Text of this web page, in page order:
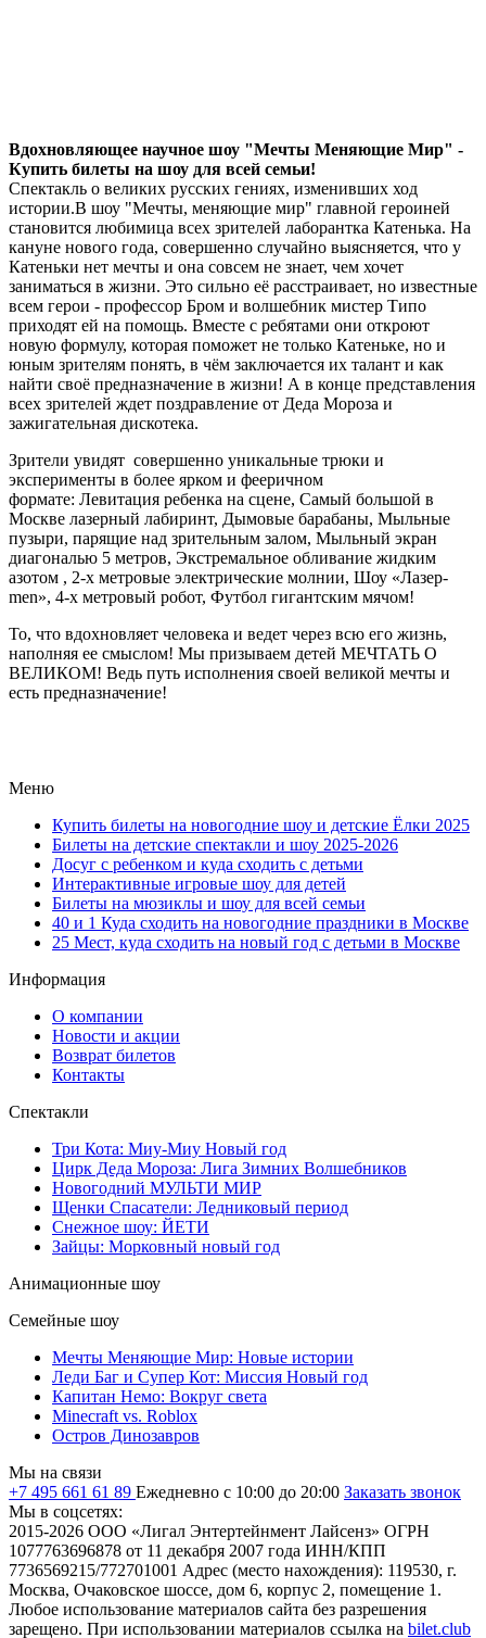
Вдохновляющее научное шоу "Мечты Меняющие Мир" -
Купить билеты на шоу для всей семьи!
Спектакль о великих русских гениях, изменивших ход
истории.В шоу "Мечты, меняющие мир" главной героиней
становится любимица всех зрителей лаборантка Катенька. На
кануне нового года, совершенно случайно выясняется, что у
Катеньки нет мечты и она совсем не знает, чем хочет
заниматься в жизни. Это сильно её расстраивает, но известные
всем герои - профессор Бром и волшебник мистер Типо
приходят ей на помощь. Вместе с ребятами они откроют
новую формулу, которая поможет не только Катеньке, но и
юным зрителям понять, в чём заключается их талант и как
найти своё предназначение в жизни! А в конце представления
всех зрителей ждет поздравление от Деда Мороза и
зажигательная дискотека.
Зрители увидят совершенно уникальные трюки и
эксперименты в более ярком и фееричном
формате: Левитация ребенка на сцене, Самый большой в
Москве лазерный лабиринт, Дымовые барабаны, Мыльные
пузыри, парящие над зрительным залом, Мыльный экран
диагональю 5 метров, Экстремальное обливание жидким
азотом , 2-х метровые электрические молнии, Шоу «Лазер-
men», 4-х метровый робот, Футбол гигантским мячом!
То, что вдохновляет человека и ведет через всю его жизнь,
наполняя ее смыслом! Мы призываем детей МЕЧТАТЬ О
ВЕЛИКОМ! Ведь путь исполнения своей великой мечты и
есть предназначение!
Меню
Купить билеты на новогодние шоу и детские Ёлки 2025
Билеты на детские спектакли и шоу 2025-2026
Досуг с ребенком и куда сходить с детьми
Интерактивные игровые шоу для детей
Билеты на мюзиклы и шоу для всей семьи
40 и 1 Куда сходить на новогодние праздники в Москве
25 Мест, куда сходить на новый год с детьми в Москве
Информация
О компании
Новости и акции
Возврат билетов
Контакты
Спектакли
Три Кота: Миу-Миу Новый год
Цирк Деда Мороза: Лига Зимних Волшебников
Новогодний МУЛЬТИ МИР
Щенки Спасатели: Ледниковый период
Снежное шоу: ЙЕТИ
Зайцы: Морковный новый год
Анимационные шоу
Семейные шоу
Мечты Меняющие Мир: Новые истории
Леди Баг и Супер Кот: Миссия Новый год
Капитан Немо: Вокруг света
Minecraft vs. Roblox
Остров Динозавров
Мы на связи
+7 495 661 61 89 Ежедневно с 10:00 до 20:00 Заказать звонок
Мы в соцсетях:
2015-2026 ООО «Лигал Энтертейнмент Лайсенз» ОГРН
1077763696878 от 11 декабря 2007 года ИНН/КПП
7736569215/772701001 Адрес (место нахождения): 119530, г.
Москва, Очаковское шоссе, дом 6, корпус 2, помещение 1.
Любое использование материалов сайта без разрешения
зарещено. При использовании материалов ссылка на bilet.club